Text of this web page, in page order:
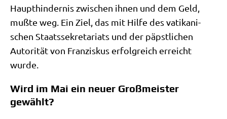
Haupt­hin­der­nis zwi­schen ihnen und dem Geld,
muß­te weg. Ein Ziel, das mit Hil­fe des vati­ka­ni­
schen Staats­se­kre­ta­ri­ats und der päpst­li­chen
Auto­ri­tät von Fran­zis­kus erfolg­reich erreicht
wurde.
Wird im Mai ein neuer Großmeister
gewählt?